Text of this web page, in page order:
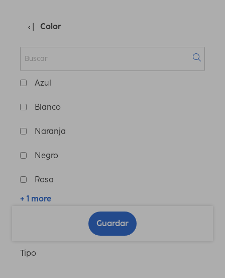
Color
Azul
Blanco
Naranja
Negro
Rosa
+ 1 more
Guardar
Tipo